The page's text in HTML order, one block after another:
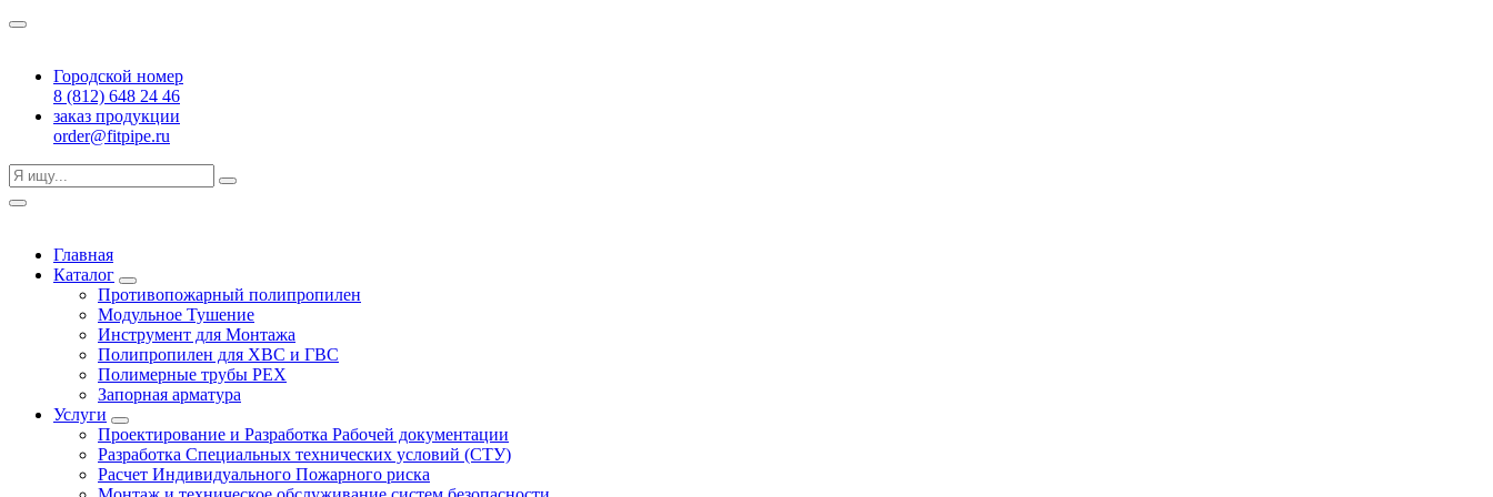
Городской номер
8 (812) 648 24 46
заказ продукции
order@fitpipe.ru
Главная
Каталог
Противопожарный полипропилен
Модульное Тушение
Инструмент для Монтажа
Полипропилен для ХВС и ГВС
Полимерные трубы PEX
Запорная арматура
Услуги
Проектирование и Разработка Рабочей документации
Разработка Специальных технических условий (СТУ)
Расчет Индивидуального Пожарного риска